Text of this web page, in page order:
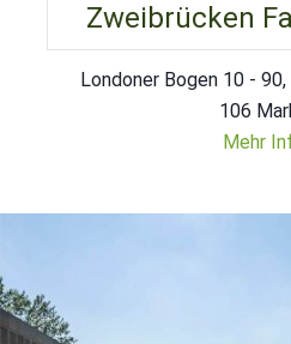
Zweibrücken
Londoner Bogen 10 -
106
Mehr